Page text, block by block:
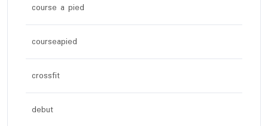
course a pied
courseapied
crossfit
debut